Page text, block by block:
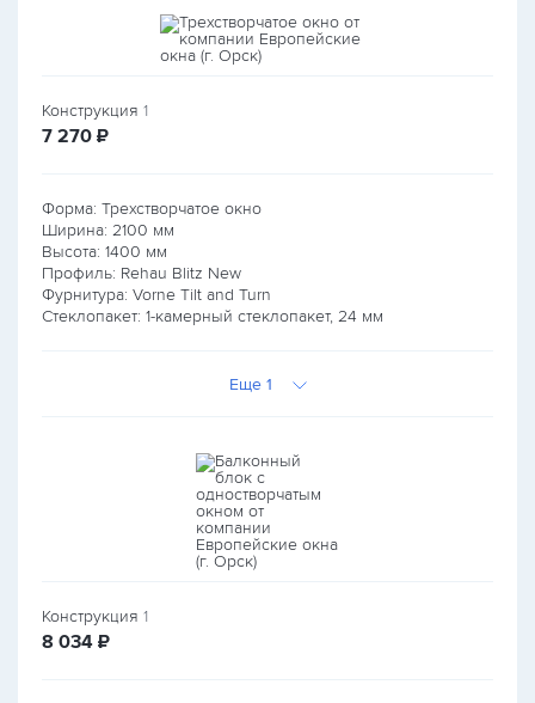
Конструкция 1
7 270 руб.
₽
Форма: Трехстворчатое окно
Ширина: 2100 мм
Высота: 1400 мм
Профиль: Rehau Blitz New
Фурнитура: Vorne Tilt and Turn
Стеклопакет: 1-камерный стеклопакет, 24 мм
Еще 1
Конструкция 1
8 034 руб.
₽